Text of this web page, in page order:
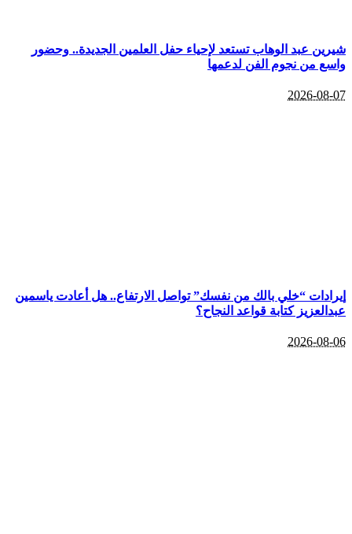
شيرين عبد الوهاب تستعد لإحياء حفل العلمين الجديدة.. وحضور
واسع من نجوم الفن لدعمها
2026-08-07
إيرادات “خلي بالك من نفسك” تواصل الارتفاع.. هل أعادت ياسمين
عبدالعزيز كتابة قواعد النجاح؟
2026-08-06